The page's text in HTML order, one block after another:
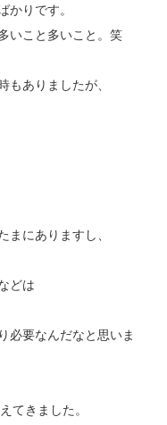
りです。
いこと多いこと。笑
ありましたが、
にありますし、
どは
必要なんだなと思いま
てきました。